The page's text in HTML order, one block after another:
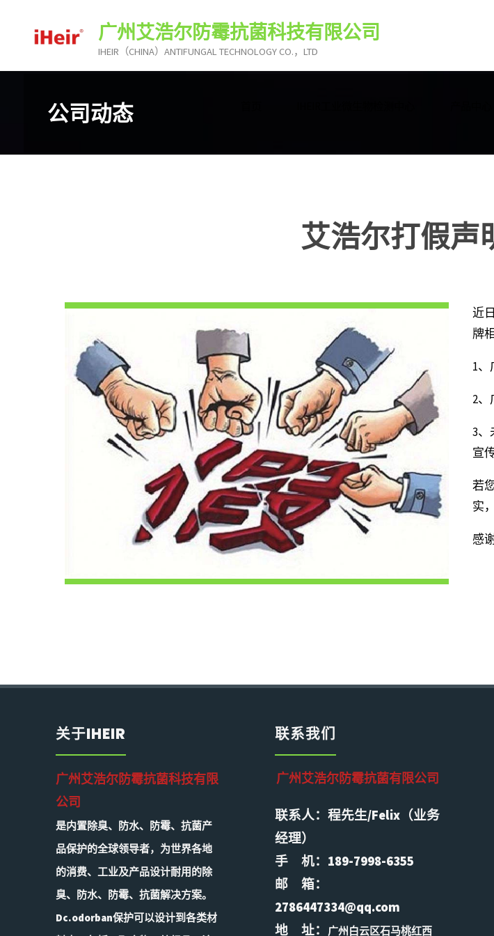
内
广州艾浩尔防霉抗菌科技有限公司
IHEIR（CHINA）ANTIFUNGAL TECHNOLOGY CO.，LTD
公司动态
艾浩尔打假声
近
牌
1、
2、
3、
宣
若
实
感
关于IHEIR
广州艾浩尔防霉抗菌科技有限
公司
是内置除臭、防水、防霉、抗菌产
品保护的全球领导者，为世界各地
的消费、工业及产品设计耐用的除
臭、防水、防霉、抗菌解决方案。
Dc.odorban保护可以设计到各类材
联系我们
广州艾浩尔防霉抗菌有限公司
联系人：程先生/Felix（业务
经理）
手 机：189-7998-6355
邮 箱：
2786447334@qq.com
地 址：
广州白云区石马桃红西